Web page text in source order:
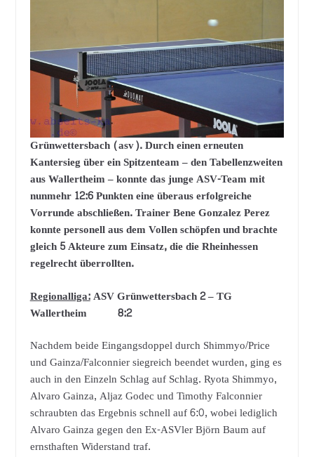
Grünwettersbach (asv). Durch einen erneuten
Kantersieg über ein Spitzenteam – den Tabellenzweiten
aus Wallertheim – konnte das junge ASV-Team mit
nunmehr 12:6 Punkten eine überaus erfolgreiche
Vorrunde abschließen. Trainer Bene Gonzalez Perez
konnte personell aus dem Vollen schöpfen und brachte
gleich 5 Akteure zum Einsatz, die die Rheinhessen
regelrecht überrollten.
Regionalliga:ASV Grünwettersbach 2 – TG
Wallertheim 8:2
Nachdem beide Eingangsdoppel durch Shimmyo/Price
und Gainza/Falconnier siegreich beendet wurden, ging es
auch in den Einzeln Schlag auf Schlag. Ryota Shimmyo,
Alvaro Gainza, Aljaz Godec und Timothy Falconnier
schraubten das Ergebnis schnell auf 6:0, wobei lediglich
Alvaro Gainza gegen den Ex-ASVler Björn Baum auf
ernsthaften Widerstand traf.